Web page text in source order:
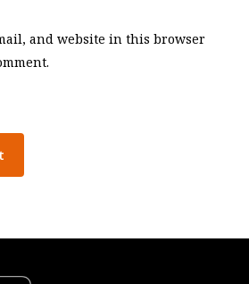
and website in this browser